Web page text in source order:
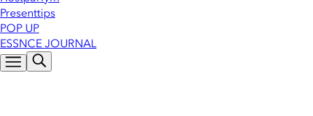
Presenttips
POP UP
ESSNCE JOURNAL